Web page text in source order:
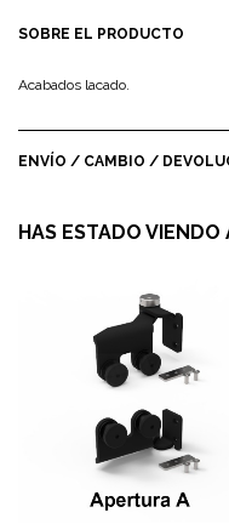
SOBRE EL PRODUCTO
Acabados lacado.
ENVÍO / CAMBIO /
HAS ESTADO